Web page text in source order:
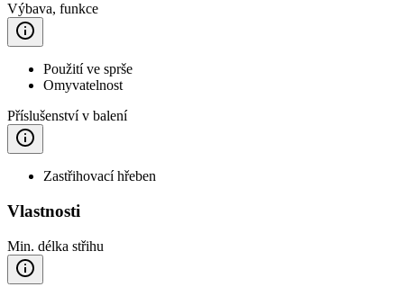
Výbava, funkce
Použití ve sprše
Omyvatelnost
Příslušenství v balení
Zastřihovací hřeben
Vlastnosti
Min. délka střihu